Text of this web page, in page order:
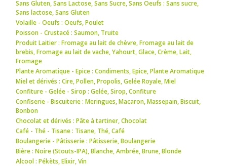
Sans Gluten, Sans Lactose, Sans Sucre, Sans Oeufs : Sans sucre,
Sans lactose,Sans Gluten
Volaille - Oeufs : Oeufs,Poulet
Poisson - Crustacé : Saumon, Truite
Produit Laitier : Fromage au lait de chèvre,Fromage au lait de
brebis,Fromage au lait de vache,Yahourt,Glace,Crème,Lait,
Fromage
Plante Aromatique - Epice : Condiments,Epice,Plante Aromatique
Miel et dérivés : Cire,Pollen,Propolis,Gelée Royale,Miel
Confiture - Gelée - Sirop : Gelée,Sirop,Confiture
Confiserie - Biscuiterie : Meringues,Macaron,Massepain,Biscuit,
Bonbon
Chocolat et dérivés : Pâte à tartiner,Chocolat
Café - Thé - Tisane : Tisane, Thé,Café
Boulangerie - Pâtisserie : Pâtisserie,Boulangerie
Bière : Noire (Stouts-IPA),Blanche,Ambrée,Brune,Blonde
Alcool : Pékèts,Elixir,Vin